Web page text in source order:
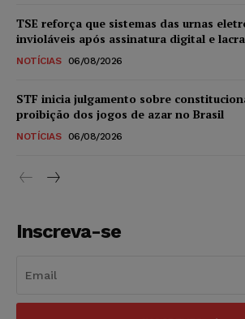
TSE reforça que sistemas das urnas
invioláveis após assinatura digital e
NOTÍCIAS 06/08/2026
STF inicia julgamento sobre
proibição dos jogos de azar no Brasil
NOTÍCIAS 06/08/2026
Inscreva-se